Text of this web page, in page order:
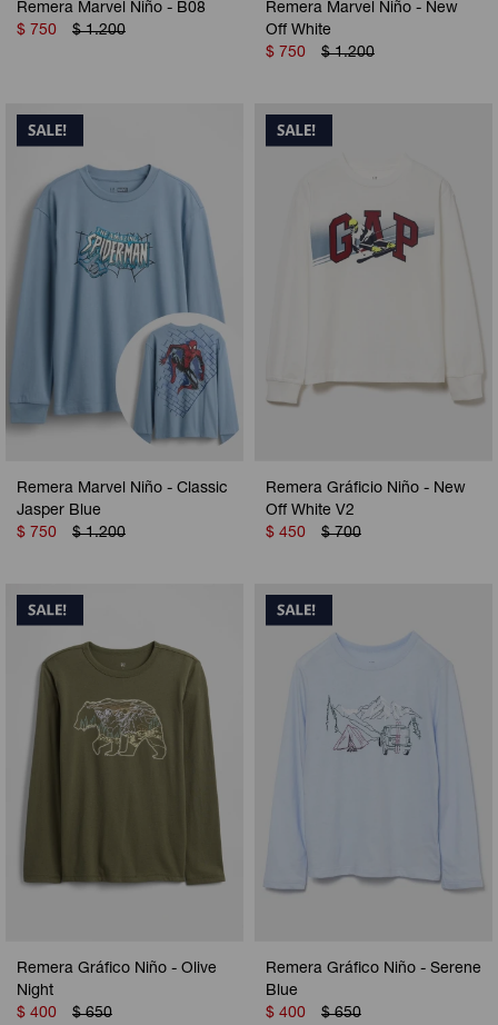
Remera Marvel Niño - B08
$ 750 $ 1.200
Remera Marvel Niño - New
Off White
$ 750 $ 1.200
Remera Marvel Niño - Classic
Jasper Blue
$ 750 $ 1.200
Remera Gráficio Niño - New
Off White V2
$ 450 $ 700
Remera Gráfico Niño - Olive
Night
$ 400 $ 650
Remera Gráfico Niño - Serene
Blue
$ 400 $ 650